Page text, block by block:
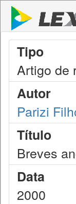
Tipo
Artigo de
Autor
Parizi
Título
Breves
Data
2000